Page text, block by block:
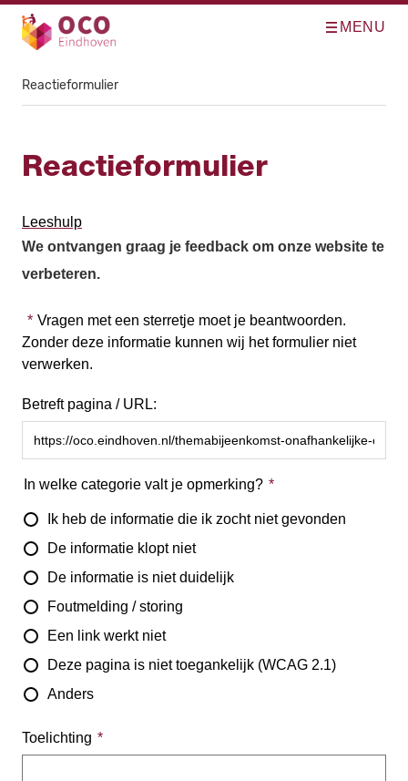
Direct naar de inhoud
O
MENU
Reactieformulier
Reactieformulier
Leeshulp
We ontvangen graag je feedback om onze website te
verbeteren.
Vragen met een sterretje moet je beantwoorden.
Zonder deze informatie kunnen wij het formulier niet
verwerken.
Betreft pagina / URL:
In welke categorie valt je opmerking?
Ik heb de informatie die ik zocht niet gevonden
De informatie klopt niet
De informatie is niet duidelijk
Foutmelding / storing
Een link werkt niet
Deze pagina is niet toegankelijk (WCAG 2.1)
Anders
Toelichting